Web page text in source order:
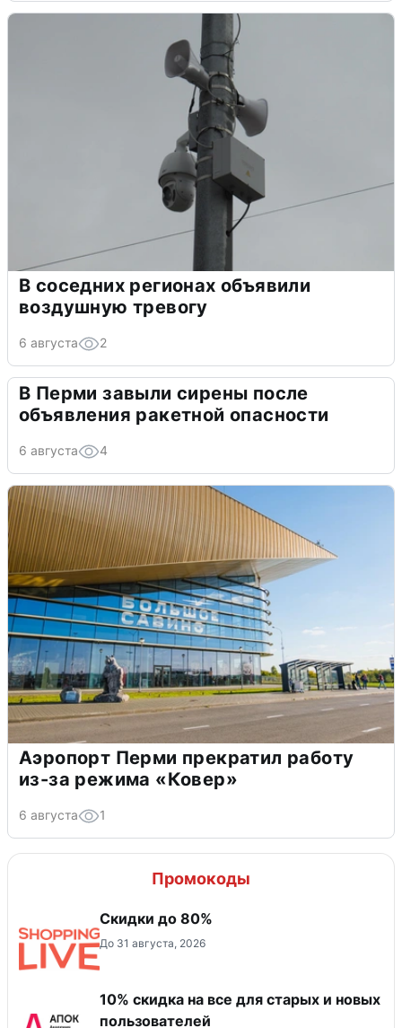
В соседних регионах объявили
воздушную тревогу
6 августа 2
В Перми завыли сирены после
объявления ракетной опасности
6 августа 4
Аэропорт Перми прекратил работу
из-за режима «Ковер»
6 августа 1
Промокоды
Скидки до 80%
До 31 августа, 2026
10% скидка на все для старых и новых
пользователей